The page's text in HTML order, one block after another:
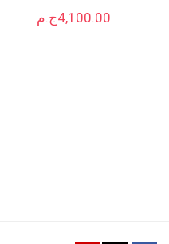
ج.م4,100.00